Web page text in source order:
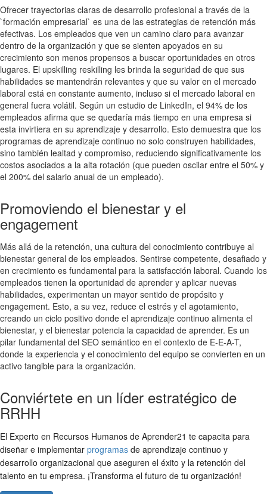
Ofrecer trayectorias claras de desarrollo profesional a través de la
`formación empresarial` es una de las estrategias de retención más
efectivas. Los empleados que ven un camino claro para avanzar
dentro de la organización y que se sienten apoyados en su
crecimiento son menos propensos a buscar oportunidades en otros
lugares. El upskilling reskilling les brinda la seguridad de que sus
habilidades se mantendrán relevantes y que su valor en el mercado
laboral está en constante aumento, incluso si el mercado laboral en
general fuera volátil. Según un estudio de LinkedIn, el 94% de los
empleados afirma que se quedaría más tiempo en una empresa si
esta invirtiera en su aprendizaje y desarrollo. Esto demuestra que los
programas de aprendizaje continuo no solo construyen habilidades,
sino también lealtad y compromiso, reduciendo significativamente los
costos asociados a la alta rotación (que pueden oscilar entre el 50% y
el 200% del salario anual de un empleado).
Promoviendo el bienestar y el
engagement
Más allá de la retención, una cultura del conocimiento contribuye al
bienestar general de los empleados. Sentirse competente, desafiado y
en crecimiento es fundamental para la satisfacción laboral. Cuando los
empleados tienen la oportunidad de aprender y aplicar nuevas
habilidades, experimentan un mayor sentido de propósito y
engagement. Esto, a su vez, reduce el estrés y el agotamiento,
creando un ciclo positivo donde el aprendizaje continuo alimenta el
bienestar, y el bienestar potencia la capacidad de aprender. Es un
pilar fundamental del SEO semántico en el contexto de E-E-A-T,
donde la experiencia y el conocimiento del equipo se convierten en un
activo tangible para la organización.
Conviértete en un líder estratégico de
RRHH
El Experto en Recursos Humanos de Aprender21 te capacita para
diseñar e implementar programas de aprendizaje continuo y
desarrollo organizacional que aseguren el éxito y la retención del
talento en tu empresa. ¡Transforma el futuro de tu organización!